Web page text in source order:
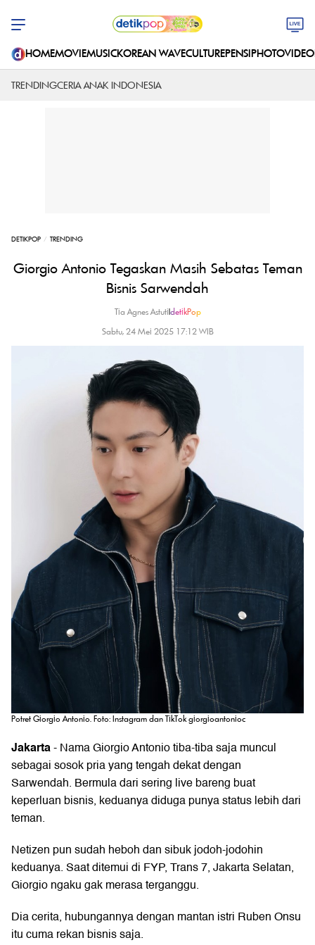
HOMEMOVIEMUSICKOREAN WAVECULTUREPENSIPHOTOVIDEO
TRENDINGCERIA ANAK INDONESIA
DETIKPOP TRENDING
Giorgio Antonio Tegaskan Masih Sebatas Teman
Bisnis Sarwendah
Tia Agnes Astuti|detikPop
Sabtu, 24 Mei 2025 17:12 WIB
Potret Giorgio Antonio. Foto: Instagram dan TikTok giorgioantonioc
Jakarta- NamaGiorgio Antoniotiba-tiba saja muncul
sebagai sosok pria yang tengah dekat dengan
Sarwendah. Bermula dari sering live bareng buat
keperluan bisnis, keduanya diduga punya status lebih dari
teman.
Netizen pun sudah heboh dan sibuk jodoh-jodohin
keduanya. Saat ditemui di FYP, Trans 7, Jakarta Selatan,
Giorgio ngaku gak merasa terganggu.
Dia cerita, hubungannya dengan mantan istri Ruben Onsu
itu cuma rekan bisnis saja.